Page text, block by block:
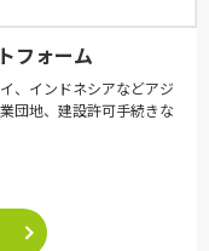
フォーム
、インドネシアなどアジ
団地、建設許可手続きな